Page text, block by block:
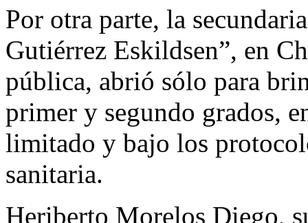
Por otra parte, la
Gutiérrez Eskildsen”, en
pública, abrió sólo para
primer y segundo grados,
limitado y bajo los
sanitaria.
Heriberto Morelos Diego,